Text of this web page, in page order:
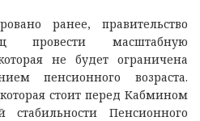
ранее, правительство
провести масштабную
не будет ограничена
пенсионного возраста.
стоит перед Кабмином
Пенсионного